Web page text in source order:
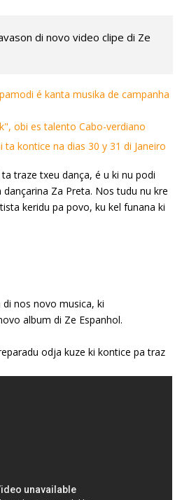
di novo video clipe di Ze
é kanta musika de campanha
obi es talento Cabo-verdiano
kontice na dias 30 y 31 di Janeiro
traze txeu dança, é u ki nu podi
Za Preta. Nos tudu nu kre
keridu pa povo, ku kel funana ki
nos novo musica, ki
album di Ze Espanhol.
odja kuze ki kontice pa traz